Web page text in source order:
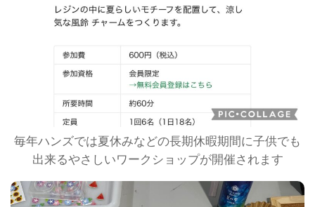
毎年ハンズでは夏休みなどの長期休暇期間に子供でも
出来るやさしいワークショップが開催されます